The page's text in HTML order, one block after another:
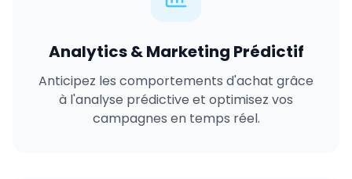
Analytics & Marketing Prédictif
Anticipez les comportements d'achat grâce
à l'analyse prédictive et optimisez vos
campagnes en temps réel.